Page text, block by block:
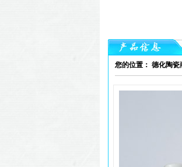
您的位置： 德化陶瓷